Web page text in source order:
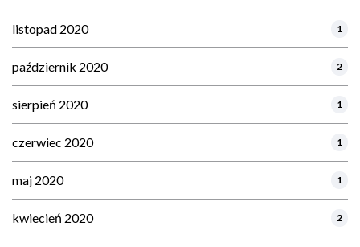
listopad 2020 1
październik 2020 2
sierpień 2020 1
czerwiec 2020 1
maj 2020 1
kwiecień 2020 2